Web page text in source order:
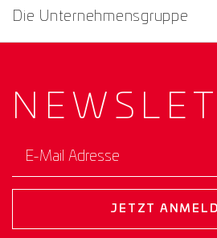
Die Unternehmensgruppe
NEWS­
E-Mail Adresse
JETZT